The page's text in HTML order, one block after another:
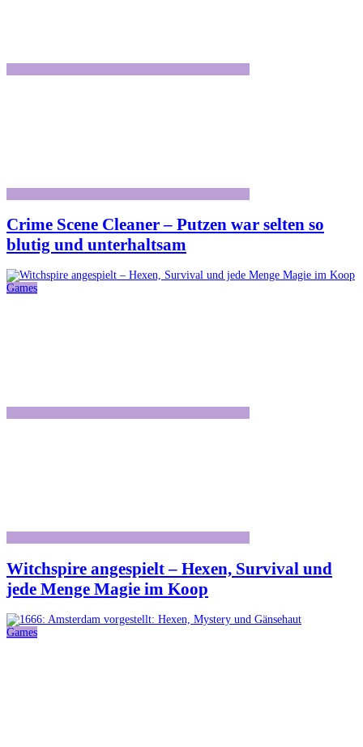
Crime Scene Cleaner – Putzen war selten so
blutig und unterhaltsam
Games
Witchspire angespielt – Hexen, Survival und
jede Menge Magie im Koop
Games